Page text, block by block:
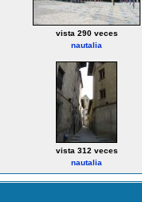
vista 290 veces
nautalia
vista 312 veces
nautalia